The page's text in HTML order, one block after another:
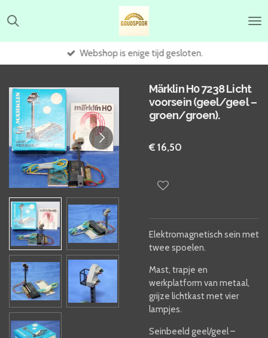
direct
hoofdinhoud
Webshop is enige tijd gesloten.
Märklin H0 7238 Licht
voorsein (geel/geel –
groen/groen).
€ 16,50
Elektromagnetisch sein met
twee spoelen.
Mast, trapje en
werkplatform van metaal,
grijze lichtkast met vier
lampjes.
Seinbeeld geel/geel –